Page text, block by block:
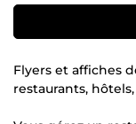
Flyers et affiches
restaurants,